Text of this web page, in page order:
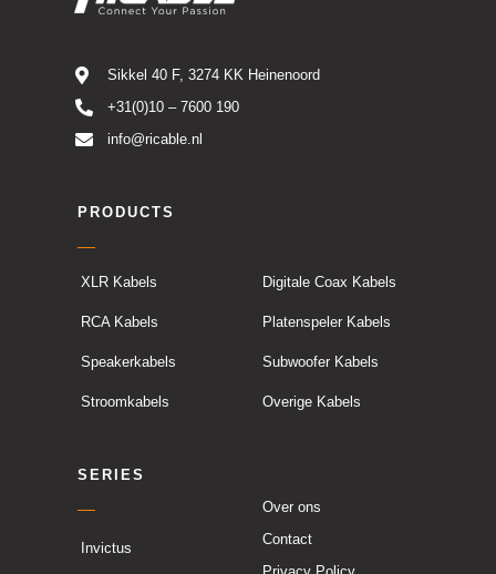
Sikkel 40 F, 3274 KK Heinenoord
+31(0)10 – 7600 190
info@ricable.nl
PRODUCTS
SERIES
Digitale Coax Kabels
Platenspeler Kabels
Subwoofer Kabels
Overige Kabels
XLR Kabels
RCA Kabels
Speakerkabels
Stroomkabels
Invictus
Over ons
Contact